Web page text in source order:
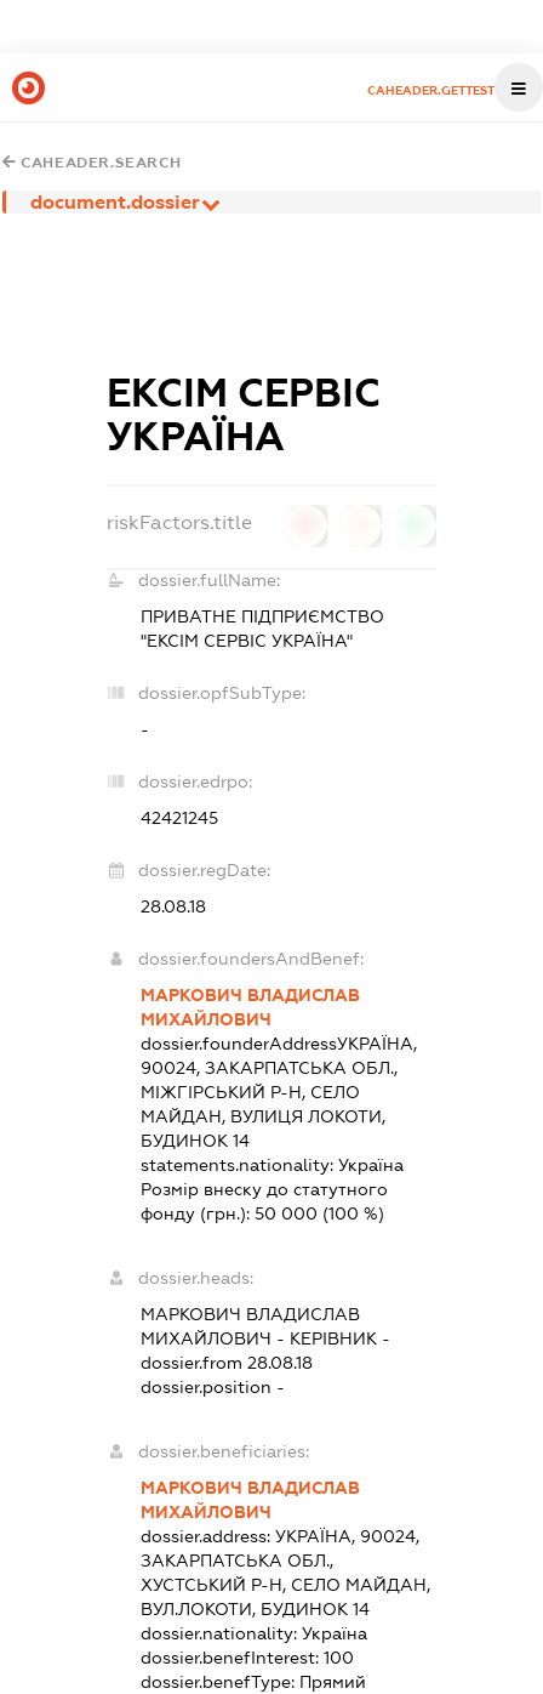
CAHEADER.GETTEST
CAHEADER.SEARCH
document.dossier
ЕКСІМ СЕРВІС
УКРАЇНА
riskFactors.title
dossier.fullName:
ПРИВАТНЕ ПІДПРИЄМСТВО
"ЕКСІМ СЕРВІС УКРАЇНА"
dossier.opfSubType:
-
dossier.edrpo:
42421245
dossier.regDate:
28.08.18
dossier.foundersAndBenef:
МАРКОВИЧ ВЛАДИСЛАВ
МИХАЙЛОВИЧ
dossier.founderAddressУКРАЇНА,
90024, ЗАКАРПАТСЬКА ОБЛ.,
МІЖГІРСЬКИЙ Р-Н, СЕЛО
МАЙДАН, ВУЛИЦЯ ЛОКОТИ,
БУДИНОК 14
statements.nationality:Україна
Розмір внеску до статутного
фонду (грн.):50 000 (100 %)
dossier.heads:
МАРКОВИЧ ВЛАДИСЛАВ
МИХАЙЛОВИЧ - КЕРІВНИК -
dossier.from 28.08.18
dossier.position -
dossier.beneficiaries:
МАРКОВИЧ ВЛАДИСЛАВ
МИХАЙЛОВИЧ
dossier.address:УКРАЇНА, 90024,
ЗАКАРПАТСЬКА ОБЛ.,
ХУСТСЬКИЙ Р-Н, СЕЛО МАЙДАН,
ВУЛ.ЛОКОТИ, БУДИНОК 14
dossier.nationality:Україна
dossier.benefInterest:100
dossier.benefType: Прямий